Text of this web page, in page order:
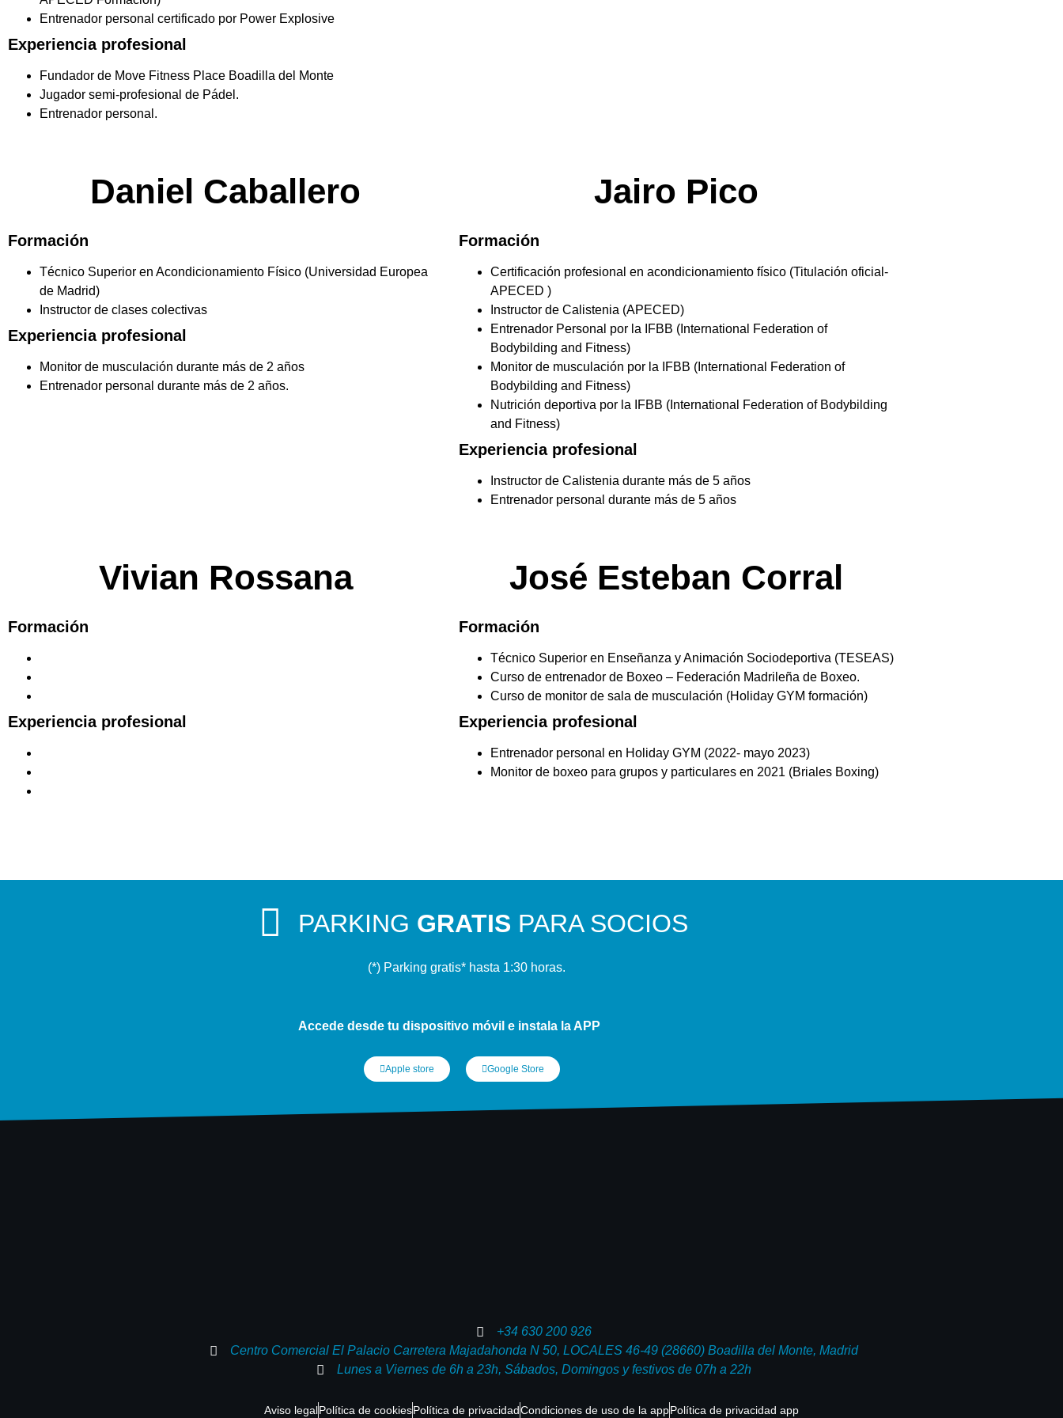
Entrenador personal certificado por Power Explosive
Experiencia profesional
Fundador de Move Fitness Place Boadilla del Monte
Jugador semi-profesional de Pádel.
Entrenador personal.
Daniel Caballero
Formación
Técnico Superior en Acondicionamiento Físico (Universidad Europea
de Madrid)
Instructor de clases colectivas
Experiencia profesional
Monitor de musculación durante más de 2 años
Entrenador personal durante más de 2 años.
Jairo Pico
Formación
Certificación profesional en acondicionamiento físico (Titulación oficial-
APECED )
Instructor de Calistenia (APECED)
Entrenador Personal por la IFBB (International Federation of
Bodybilding and Fitness)
Monitor de musculación por la IFBB (International Federation of
Bodybilding and Fitness)
Nutrición deportiva por la IFBB (International Federation of Bodybilding
and Fitness)
Experiencia profesional
Instructor de Calistenia durante más de 5 años
Entrenador personal durante más de 5 años
Vivian Rossana
Formación
Experiencia profesional
José Esteban Corral
Formación
Técnico Superior en Enseñanza y Animación Sociodeportiva (TESEAS)
Curso de entrenador de Boxeo – Federación Madrileña de Boxeo.
Curso de monitor de sala de musculación (Holiday GYM formación)
Experiencia profesional
Entrenador personal en Holiday GYM (2022- mayo 2023)
Monitor de boxeo para grupos y particulares en 2021 (Briales Boxing)
PARKING GRATIS PARA SOCIOS
(*) Parking gratis* hasta 1:30 horas.
Accede desde tu dispositivo móvil e instala la APP
Apple store Google Store
+34 630 200 926
Centro Comercial El Palacio Carretera Majadahonda N 50, LOCALES 46-49 (28660) Boadilla del Monte, Madrid
Lunes a Viernes de 6h a 23h, Sábados, Domingos y festivos de 07h a 22h
Aviso legalPolítica de cookiesPolítica de privacidadCondiciones de uso de la appPolítica de privacidad app